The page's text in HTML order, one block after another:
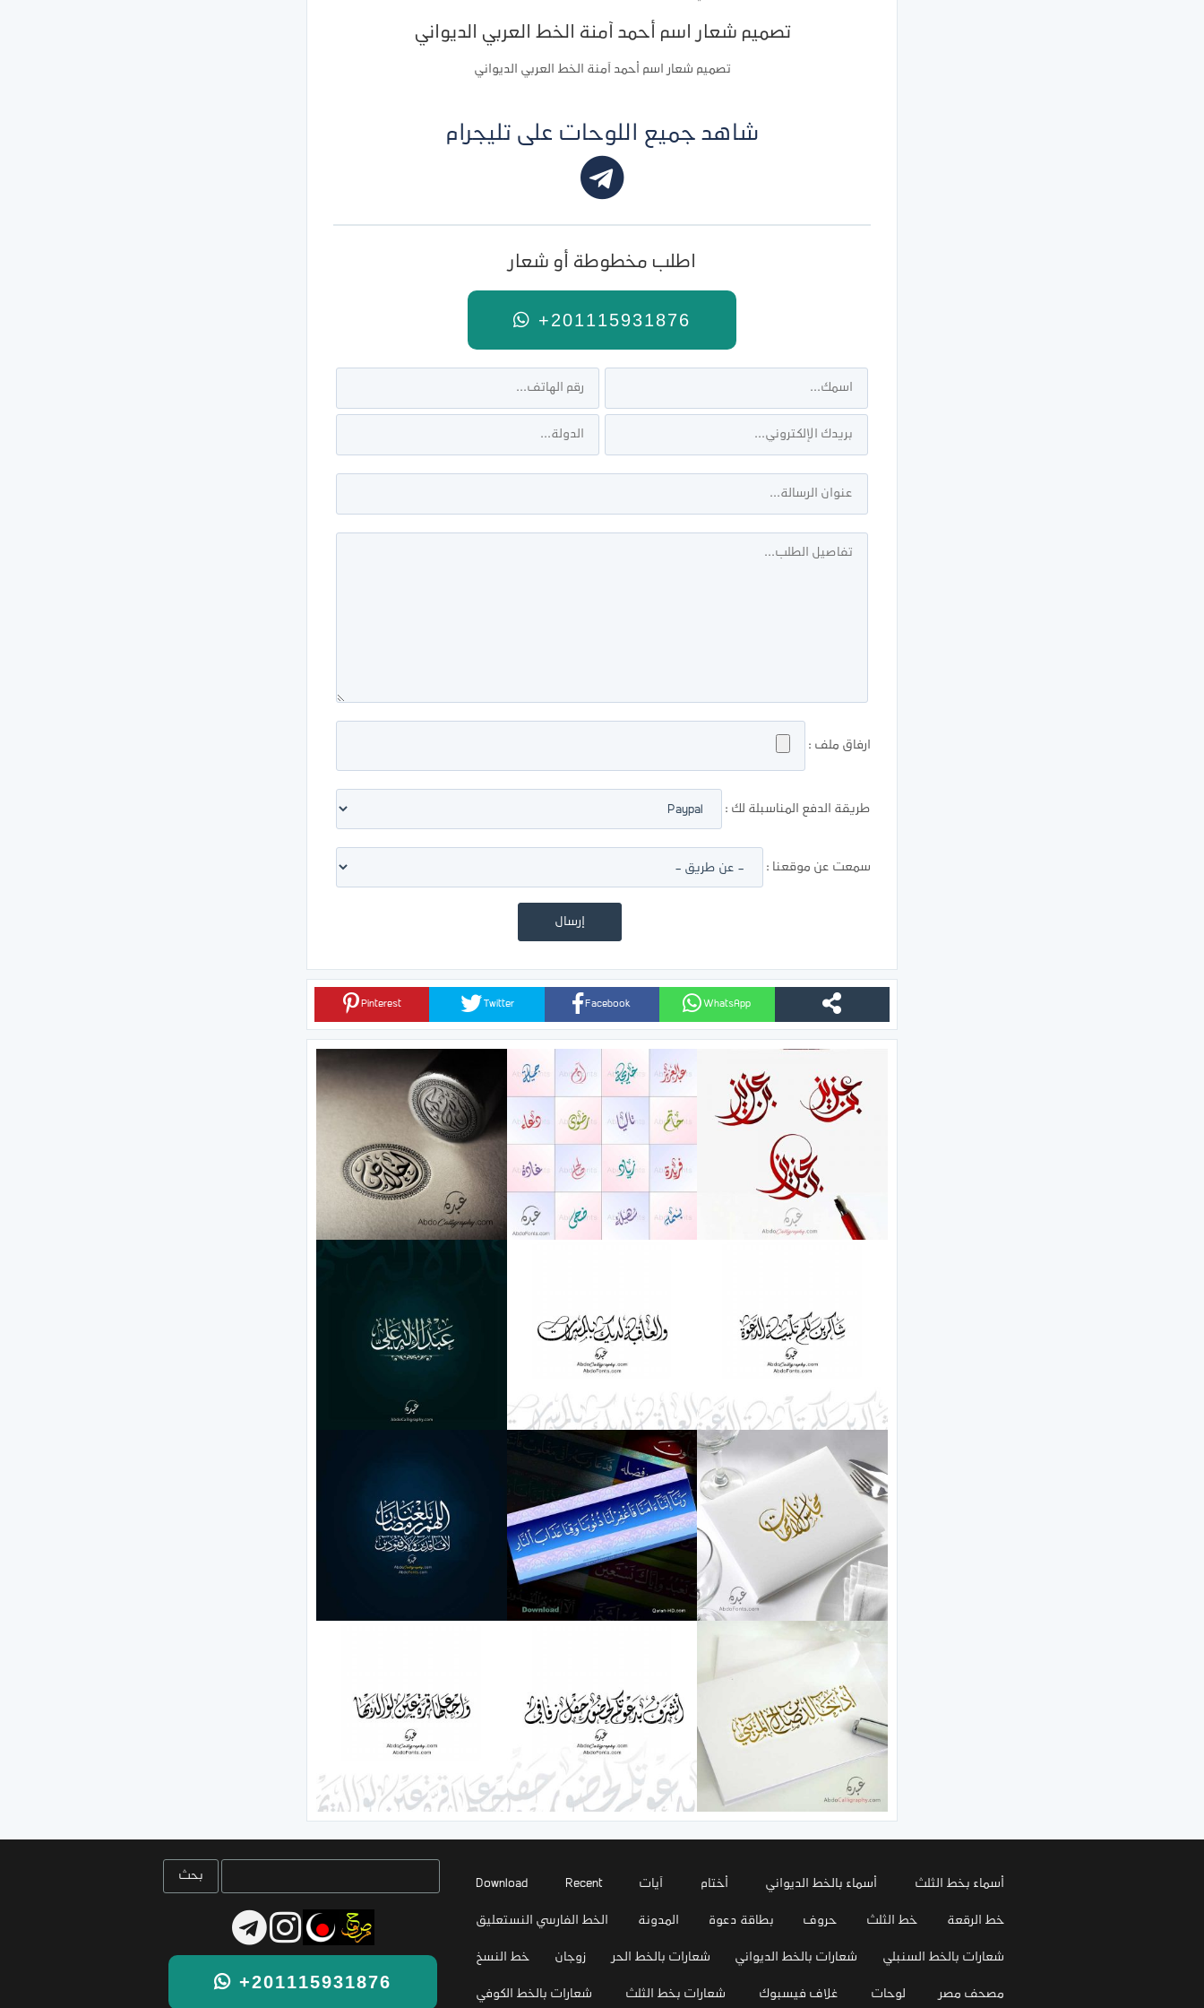
تصميم شعار اسم أحمد آمنة الخط العربي الديواني
تصميم شعار اسم أحمد آمنة الخط العربي الديواني
شاهد جميع اللوحات على تليجرام
اطلب مخطوطة أو شعار
+201115931876
ارفاق ملف :
طريقة الدفع المناسبلة لك :
سمعت عن موقعنا :
WhatsApp
Facebook
Twitter
Pinterest
+201115931876
Download Recent آيات أختام أسماء بالخط الديواني أسماء بخط الثلث
الخط الفارسي النستعليق المدونة بطاقة دعوة حروف خط الثلث خط الرقعة
خط النسخ زوجان شعارات بالخط الحر شعارات بالخط الديواني شعارات بالخط السنبلي
شعارات بالخط الكوفي شعارات بخط الثلث غلاف فيسبوك لوحات مصحف مصر